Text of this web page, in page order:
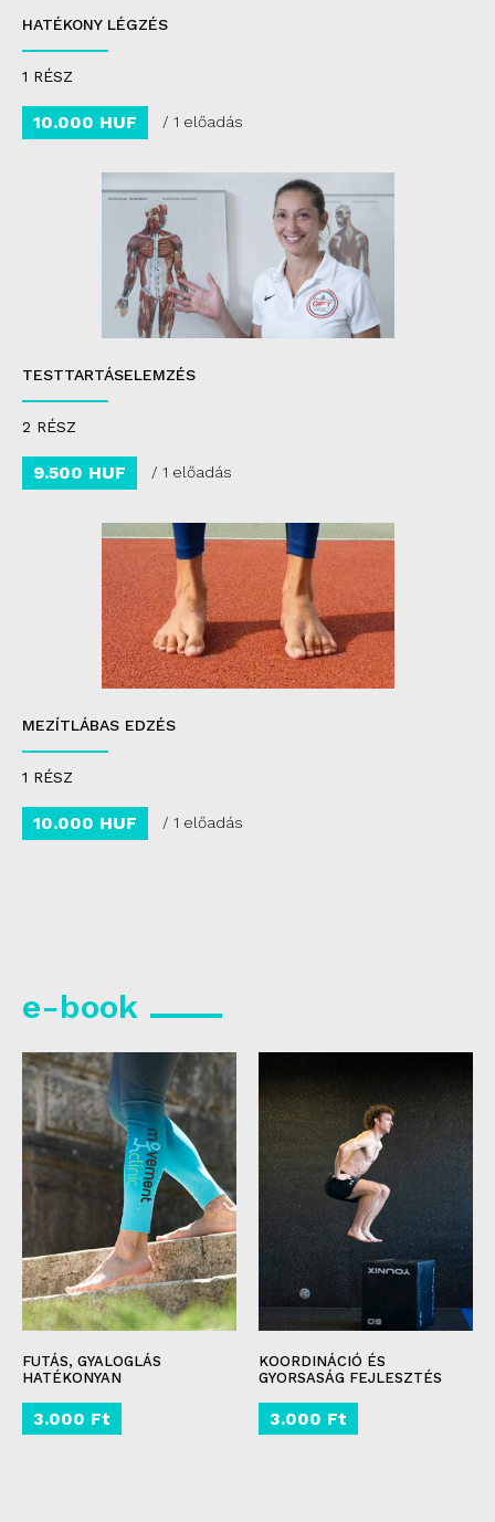
HATÉKONY LÉGZÉS
1 RÉSZ
10.000 HUF / 1 előadás
TESTTARTÁSELEMZÉS
2 RÉSZ
9.500 HUF / 1 előadás
MEZÍTLÁBAS EDZÉS
1 RÉSZ
10.000 HUF / 1 előadás
e-book
FUTÁS, GYALOGLÁS
HATÉKONYAN
3.000 Ft
KOORDINÁCIÓ ÉS
GYORSASÁG FEJLESZTÉS
3.000 Ft